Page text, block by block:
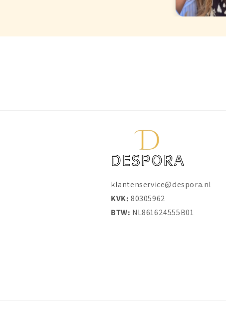
klantenservice@despora.nl
KVK: 80305962
BTW: NL861624555B01